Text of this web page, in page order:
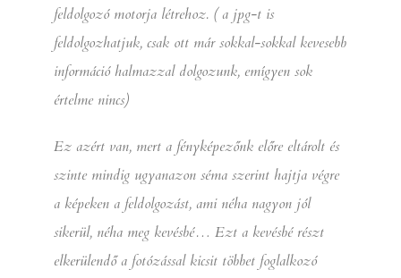
feldolgozó motorja létrehoz. ( a jpg-t is
feldolgozhatjuk, csak ott már sokkal-sokkal kevesebb
információ halmazzal dolgozunk, emígyen sok
értelme nincs)
Ez azért van, mert a fényképezőnk előre eltárolt és
szinte mindig ugyanazon séma szerint hajtja végre
a képeken a feldolgozást, ami néha nagyon jól
sikerül, néha meg kevésbé… Ezt a kevésbé részt
elkerülendő a fotózással kicsit többet foglalkozó